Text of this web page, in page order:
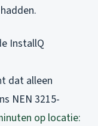
InstallQ
dat alleen
NEN 3215-
op locatie: